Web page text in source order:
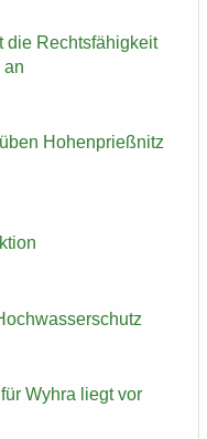
die Rechts­fä­hig­keit
an
Ho­hen­prieß­nitz
Wyhra liegt vor